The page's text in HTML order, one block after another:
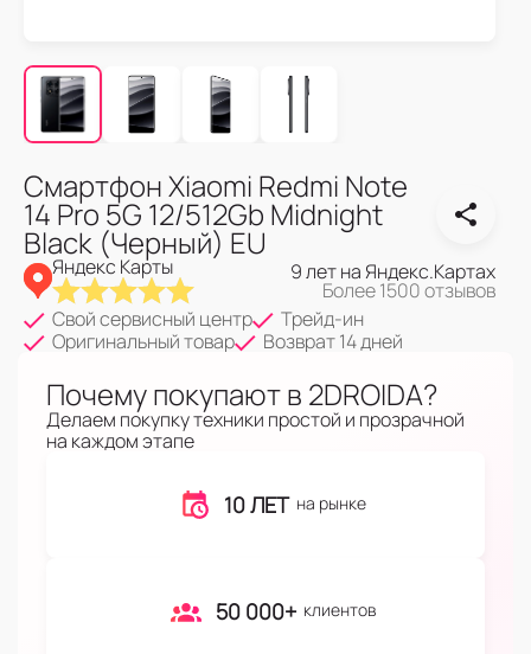
Смартфон Xiaomi Redmi Note
14 Pro 5G 12/512Gb Midnight
Black (Черный) EU
Яндекс Карты 9 лет на Яндекс.Картах
Более 1500 отзывов
Свой сервисный центр
Трейд-ин
Оригинальный товар
Возврат 14 дней
Почему покупают в 2DROIDA?
Делаем покупку техники простой и прозрачной
на каждом этапе
10 ЛЕТ на рынке
50 000+ клиентов